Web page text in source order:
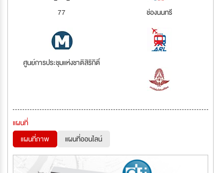
77 ช่องนนทรี
ศูนย์การประชุมแห่งชาติสิริกิติ์
แผนที่
แผนที่ภาพ
แผนที่ออนไลน์